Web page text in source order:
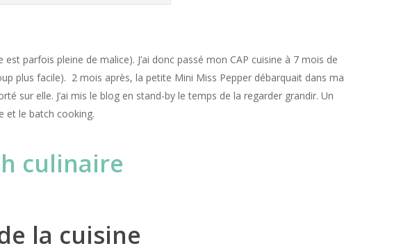
parfois pleine de malice). J’ai donc passé mon CAP cuisine à 7 mois de
plus facile). 2 mois après, la petite Mini Miss Pepper débarquait dans ma
sur elle. J’ai mis le blog en stand-by le temps de la regarder grandir. Un
et le batch cooking.
la cuisine